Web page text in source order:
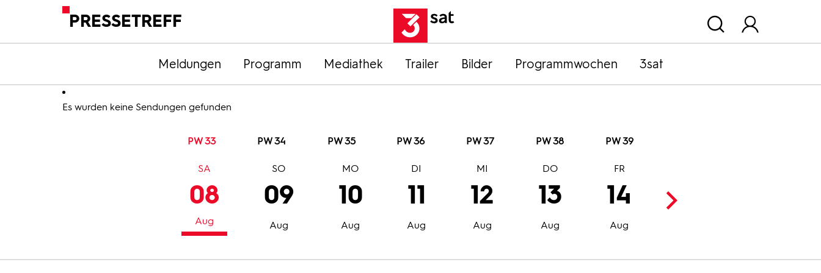
PRESSETREFF
Meldungen Programm Mediathek Trailer Bilder Programmwochen 3sat
Es wurden keine Sendungen gefunden
PW 33 PW 34 PW 35 PW 36 PW 37 PW 38 PW 39
08
Aug
SA
09
Aug
SO
10
Aug
MO
11
Aug
DI
12
Aug
MI
13
Aug
DO
14
Aug
FR
15